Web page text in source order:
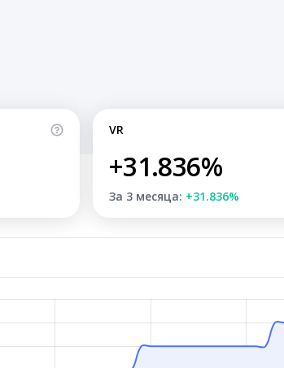
VR
+31.836%
За 3 месяца: +31.836%